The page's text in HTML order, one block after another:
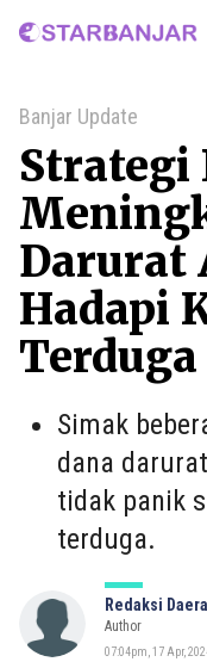
Home
Banjar Update
Darurat
Hadapi
Terduga
Simak
dana
tidak panik
terduga.
Redaksi
Author
07:04pm, 17 Apr,